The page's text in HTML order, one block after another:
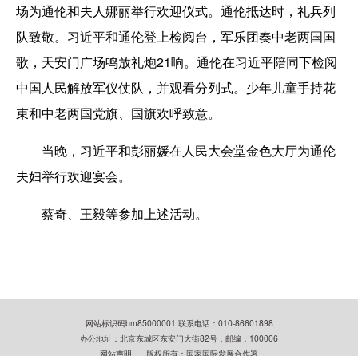
场为通伦和夫人娜丽举行欢迎仪式。通伦抵达时，礼兵列
队致敬。习近平和通伦登上检阅台，军乐团奏中老两国国
歌，天安门广场鸣放礼炮21响。通伦在习近平陪同下检阅
中国人民解放军仪仗队，并观看分列式。少年儿童手持花
束和中老两国党旗、国旗欢呼致意。
当晚，习近平和彭丽媛在人民大会堂金色大厅为通伦
夫妇举行欢迎宴会。
蔡奇、王毅等参加上述活动。
网站标识码bm85000001 联系电话：010-86601898
办公地址：北京东城区东安门大街82号，邮编：100006
网站声明
版权所有：国家国际发展合作署